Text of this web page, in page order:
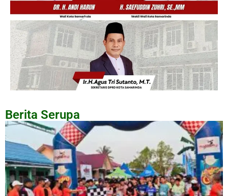
Berita Serupa